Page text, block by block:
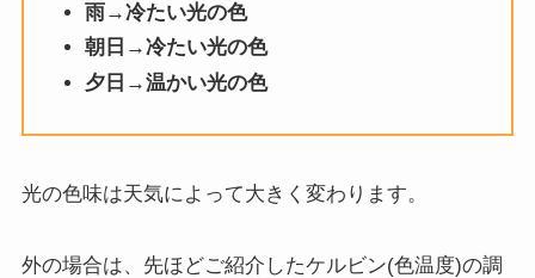
雨→冷たい光の色
朝日→冷たい光の色
夕日→温かい光の色
光の色味は天気によって大きく変わります。
外の場合は、先ほどご紹介したケルビン(色温度)の調